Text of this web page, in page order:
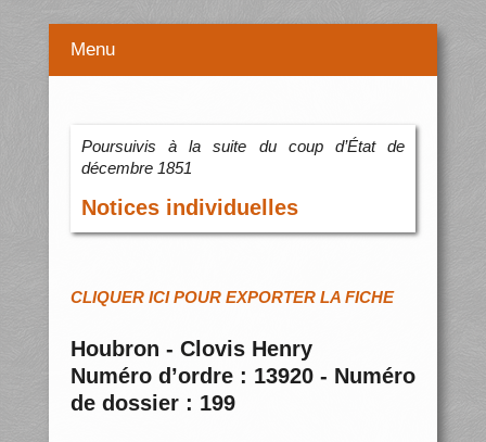
Menu
Poursuivis à la suite du coup d’État de
décembre 1851
Notices individuelles
CLIQUER ICI POUR EXPORTER LA FICHE
Houbron - Clovis Henry
Numéro d’ordre : 13920 - Numéro
de dossier : 199